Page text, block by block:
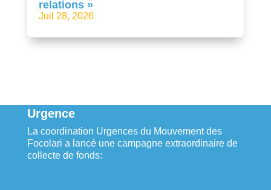
relations »
Juil 28, 2026
Urgence
La coordination Urgences du Mouvement des
Focolari a lancé une campagne extraordinaire de
collecte de fonds: